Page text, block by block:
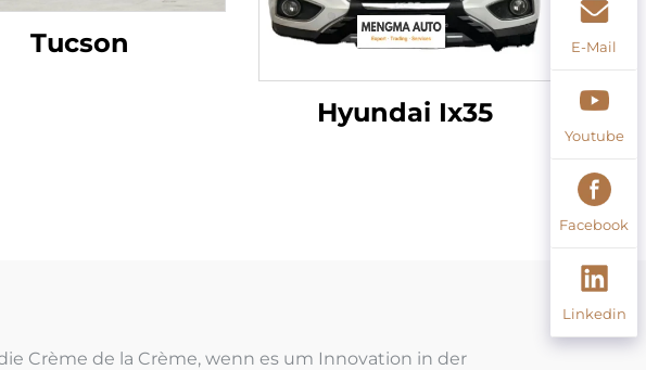
Tucson
Hyundai Ix35
Crème de la Crème, wenn es um Innovation in der
E-Mail
Youtube
Facebook
Linkedin